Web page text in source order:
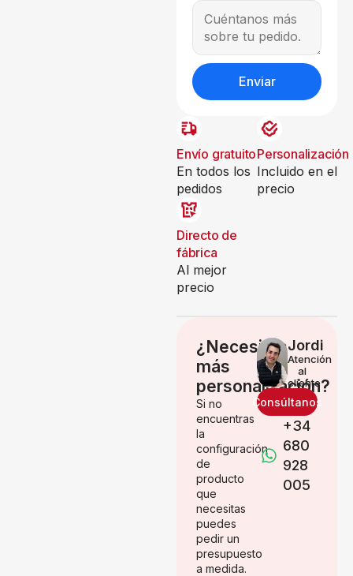
Enviar
Envío gratuito
En todos los
pedidos
Personalización
Incluido en el
precio
Directo de
fábrica
Al mejor
precio
¿Necesitas
más
personalización?
Si no
encuentras
la
configuración
de
producto
que
necesitas
puedes
pedir un
presupuesto
a medida.
Jordi
Atención
al
cliente
Consúltanos
+34
680
928
005